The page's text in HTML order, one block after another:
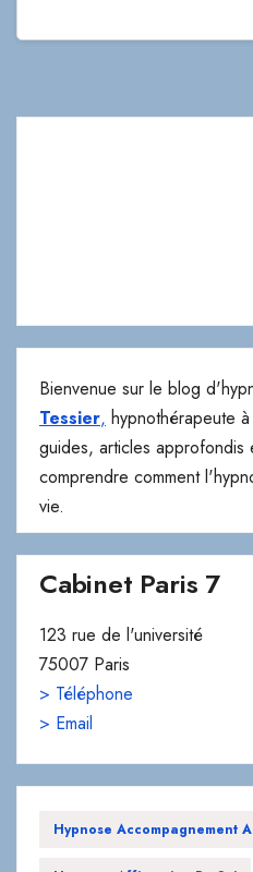
Tessier,hypnothérapeute
comprendre comment
vie.
Cabinet Paris 7
123 rue de l'université
75007 Paris
> Email